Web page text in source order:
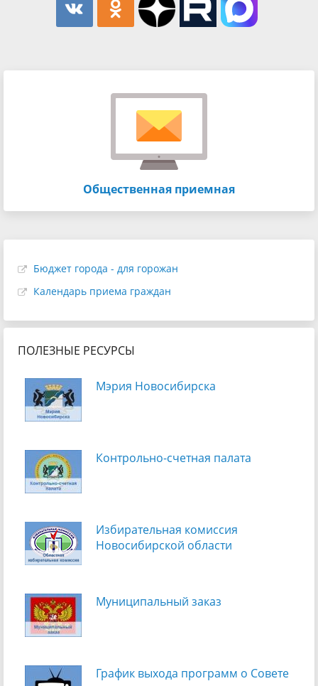
Общественная приемная
Бюджет города - для горожан
Календарь приема граждан
ПОЛЕЗНЫЕ РЕСУРСЫ
Мэрия Новосибирска
Контрольно-счетная палата
Избирательная комиссия
Новосибирской области
Муниципальный заказ
График выхода программ о Cовете